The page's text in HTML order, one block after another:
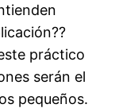
práctico
serán el
pequeños.